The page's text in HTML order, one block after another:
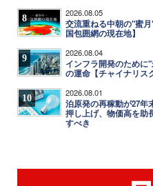
8 2026.08.05
交流重ねる中朝の"蜜
国包囲網の現在地】
9 2026.08.04
インフラ開発のために
の運命【チャイナリス
10 2026.08.01
泊原発の再稼動が27年
押し上げ、物価高を助
すべき